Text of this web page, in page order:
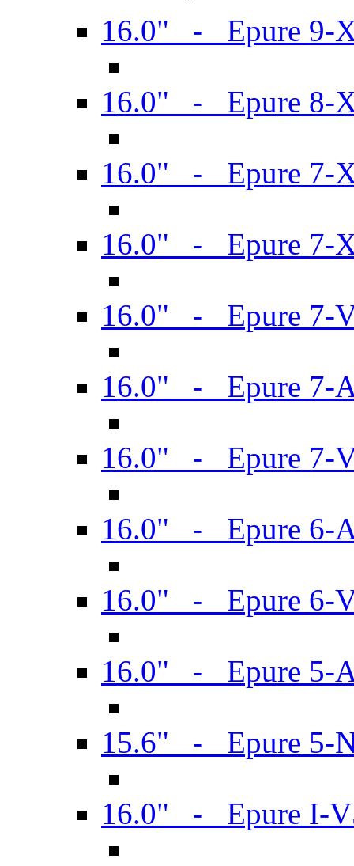
16.0" - Epure 9-
16.0" - Epure 8-
16.0" - Epure 7-
16.0" - Epure 7-
16.0" - Epure 7-
16.0" - Epure 7-
16.0" - Epure 7-
16.0" - Epure 6-
16.0" - Epure 6-
16.0" - Epure 5-
15.6" - Epure 5-
16.0" - Epure I-